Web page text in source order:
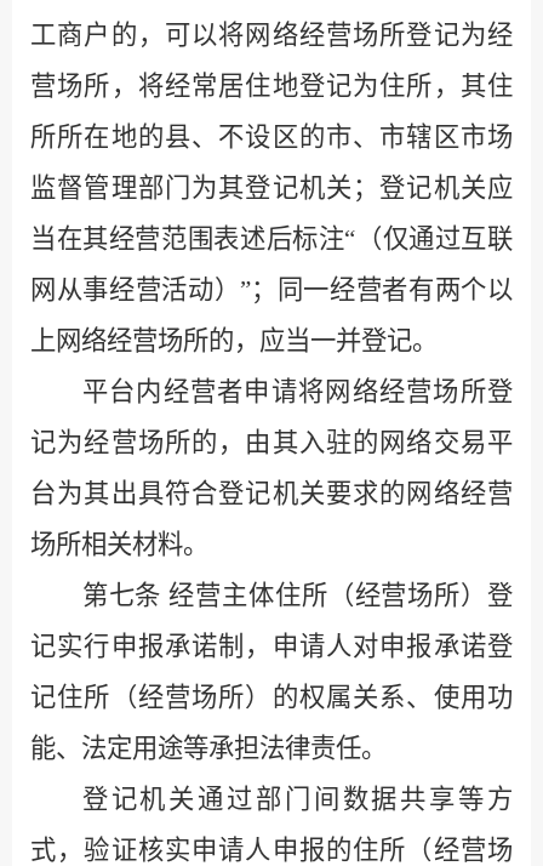
工商户的，可以将网络经营场所登记为经
营场所，将经常居住地登记为住所，其住
所所在地的县、不设区的市、市辖区市场
监督管理部门为其登记机关；登记机关应
当在其经营范围表述后标注“ （仅通过互联
网从事经营活动） ”；同一经营者有两个以
上网络经营场所的，应当一并登记。
平台内经营者申请将网络经营场所登
记为经营场所的，由其入驻的网络交易平
台为其出具符合登记机关要求的网络经营
场所相关材料。
第七条 经营主体住所（经营场所）登
记实行申报承诺制，申请人对申报承诺登
记住所（经营场所）的权属关系、使用功
能、法定用途等承担法律责任。
登记机关通过部门间数据共享等方
式，验证核实申请人申报的住所（经营场